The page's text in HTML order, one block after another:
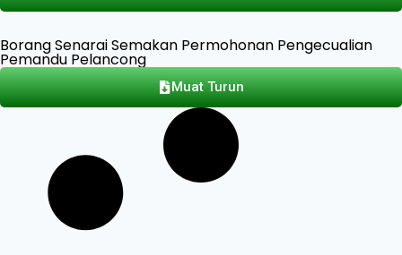
Borang Senarai Semakan Permohonan Pengecualian
Pemandu Pelancong
Muat Turun